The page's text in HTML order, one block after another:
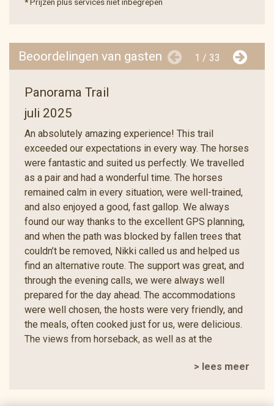
Beoordelingen van gasten
Panorama Trail
juli 2025
An absolutely amazing experience! This trail
exceeded our expectations in every way. The horses
were fantastic and suited us perfectly. We travelled
as a pair and had a wonderful time. The horses
remained calm in every situation, were well-trained,
and also enjoyed a good, fast gallop. We always
found our way thanks to the excellent GPS planning,
and when the path was blocked by fallen trees that
couldn’t be removed, Nikki called us and helped us
find an alternative route. The support was great, and
through the evening calls, we were always well
prepared for the day ahead. The accommodations
were well chosen, the hosts were very friendly, and
the meals, often cooked just for us, were delicious.
The views from horseback, as well as at the
swim in the river!), were overwhelmingly beautiful.
> lees meer
1 / 33